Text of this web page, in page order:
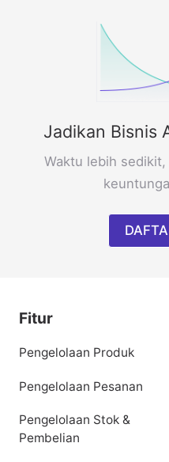
Jadikan Bisnis
Waktu lebih
Fitur
Pengelolaan Produk
Pengelolaan Pesanan
Pengelolaan Stok &
Pembelian